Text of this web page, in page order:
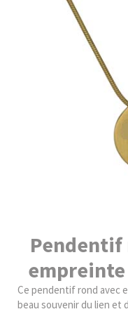
Pendentif
empreinte
Ce pendentif rond avec
beau souvenir du lien et